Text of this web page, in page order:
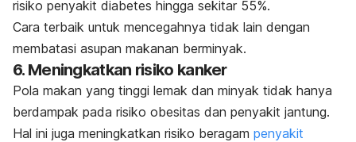
risiko penyakit diabetes hingga sekitar 55%.
Cara terbaik untuk mencegahnya tidak lain dengan
membatasi asupan makanan berminyak.
6. Meningkatkan risiko kanker
Pola makan yang tinggi lemak dan minyak tidak hanya
berdampak pada risiko obesitas dan penyakit jantung.
Hal ini juga meningkatkan risiko beragam penyakit